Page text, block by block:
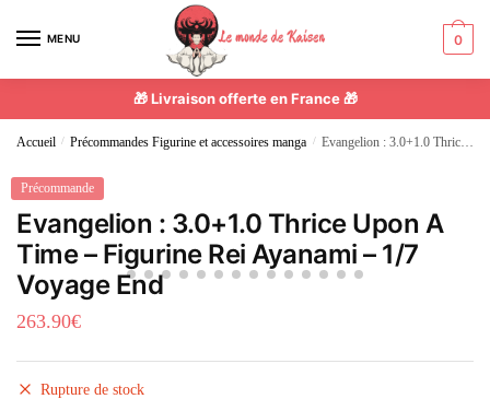
MENU 0
🎁 Livraison offerte en France 🎁
Accueil / Précommandes Figurine et accessoires manga / Evangelion : 3.0+1.0 Thrice Upon A Time – Figurine Rei Ayanami – 1/7 Voyage End
Précommande
Evangelion : 3.0+1.0 Thrice Upon A
Time – Figurine Rei Ayanami – 1/7
Voyage End
263.90€
Rupture de stock